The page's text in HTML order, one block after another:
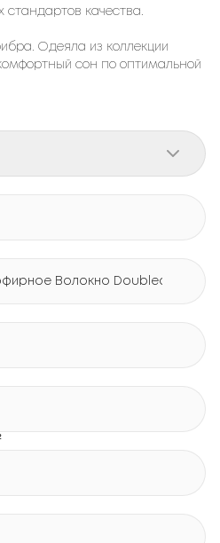
качества.
Одеяла из коллекции
сон по оптимальной
Волокно Doubleair